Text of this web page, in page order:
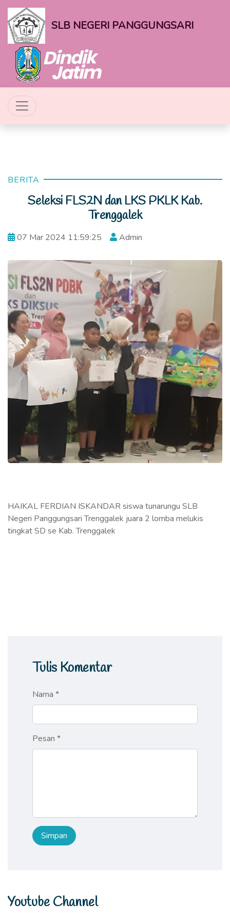
SLB NEGERI PANGGUNGSARI
BERITA
Seleksi FLS2N dan LKS PKLK Kab.
Trenggalek
07 Mar 2024 11:59:25 Admin
HAIKAL FERDIAN ISKANDAR siswa tunarungu SLB
Negeri Panggungsari Trenggalek juara 2 lomba melukis
tingkat SD se Kab. Trenggalek
Tulis Komentar
Nama *
Pesan *
Youtube Channel